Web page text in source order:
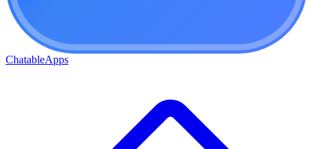
ChatableApps